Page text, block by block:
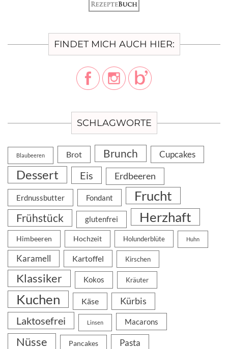
FINDET MICH AUCH HIER:
SCHLAGWORTE
Blaubeeren Brot Brunch Cupcakes
Dessert Eis Erdbeeren
Erdnussbutter Fondant Frucht
Frühstück glutenfrei Herzhaft
Himbeeren Hochzeit Holunderblüte Huhn
Karamell Kartoffel Kirschen
Klassiker Kokos Kräuter
Kuchen Käse Kürbis
Laktosefrei Linsen Macarons
Nüsse Pancakes Pasta